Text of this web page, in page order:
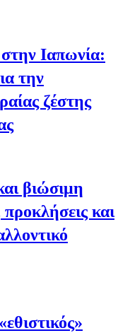
Ιαπωνία:
την
ζέστης
βιώσιμη
και